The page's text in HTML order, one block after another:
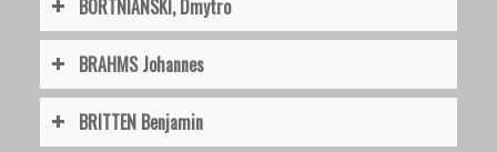
BORTNIANSKI, Dmytro
BRAHMS Johannes
BRITTEN Benjamin